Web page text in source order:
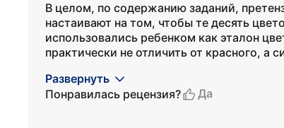
В целом, по содержанию заданий,
настаивают на том, чтобы те десять
использовались ребенком как эталон
практически не отличить от красного, а
Развернуть
Понравилась рецензия?
Да